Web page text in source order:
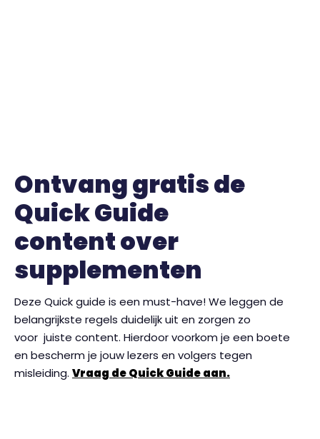
Ontvang gratis de
Quick Guide
content over
supplementen
Deze Quick guide is een must-have! We leggen de
belangrijkste regels duidelijk uit en zorgen zo
voor juiste content. Hierdoor voorkom je een boete
en bescherm je jouw lezers en volgers tegen
misleiding. Vraag de Quick Guide aan.